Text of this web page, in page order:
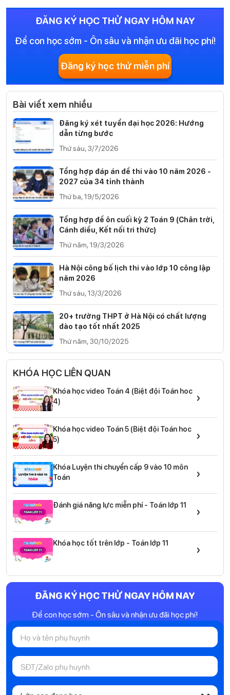
ĐĂNG KÝ HỌC THỬ NGAY HÔM NAY
Để con học sớm - Ôn sâu và nhận ưu đãi học phí!
Đăng ký học thử miễn phí
Bài viết xem nhiều
Đăng ký xét tuyển đại học 2026: Hướng
dẫn từng bước
Thứ sáu, 3/7/2026
Tổng hợp đáp án đề thi vào 10 năm 2026 -
2027 của 34 tỉnh thành
Thứ ba, 19/5/2026
Tổng hợp đề ôn cuối kỳ 2 Toán 9 (Chân trời,
Cánh diều, Kết nối tri thức)
Thứ năm, 19/3/2026
Hà Nội công bố lịch thi vào lớp 10 công lập
năm 2026
Thứ sáu, 13/3/2026
20+ trường THPT ở Hà Nội có chất lượng
đào tạo tốt nhất 2025
Thứ năm, 30/10/2025
KHÓA HỌC LIÊN QUAN
Khóa học video Toán 4 (Biệt đội Toán hoc
4)
›
Khóa học video Toán 5 (Biệt đội Toán hoc
5)
›
Khóa Luyện thi chuyển cấp 9 vào 10 môn
Toán
›
Đánh giá năng lực miễn phí - Toán lớp 11 ›
Khóa học tốt trên lớp - Toán lớp 11 ›
ĐĂNG KÝ HỌC THỬ NGAY HÔM NAY
Để con học sớm - Ôn sâu và nhận ưu đãi học phí!